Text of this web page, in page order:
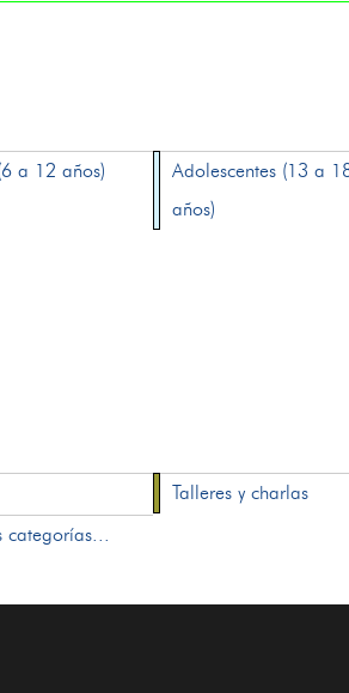
a 12 años)
Adolescentes (13 a
años)
Talleres y charlas
categorías...